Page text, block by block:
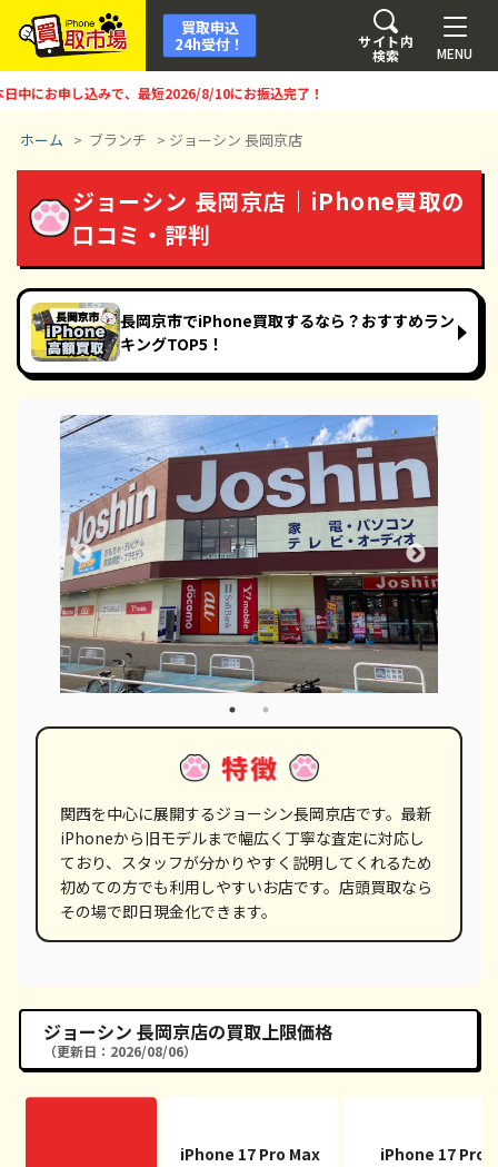
MENU
サイト内
検索
買取申込
24h受付！
申し込みで、最短2026/8/10にお振込完了！
ホーム > ブランチ > ジョーシン 長岡京店
ジョーシン 長岡京店｜iPhone買取の
口コミ・評判
長岡京市でiPhone買取するなら？おすすめラン
キングTOP5！
関西を中心に展開するジョーシン長岡京店です。最新
iPhoneから旧モデルまで幅広く丁寧な査定に対応し
ており、スタッフが分かりやすく説明してくれるため
初めての方でも利用しやすいお店です。店頭買取なら
その場で即日現金化できます。
ジョーシン 長岡京店の買取上限価格
（更新日：2026/08/06）
iPhone 17 Pro Max iPhone 17 Pro